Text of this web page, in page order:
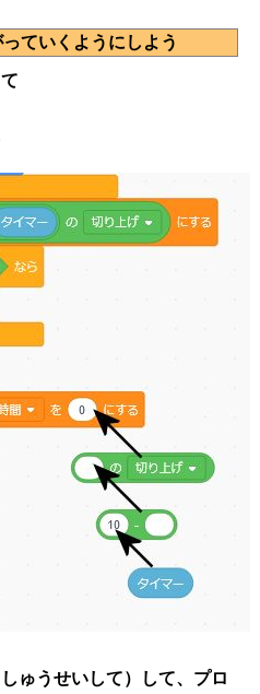
ていくようにしよう
ゅうせいして）して、プロ